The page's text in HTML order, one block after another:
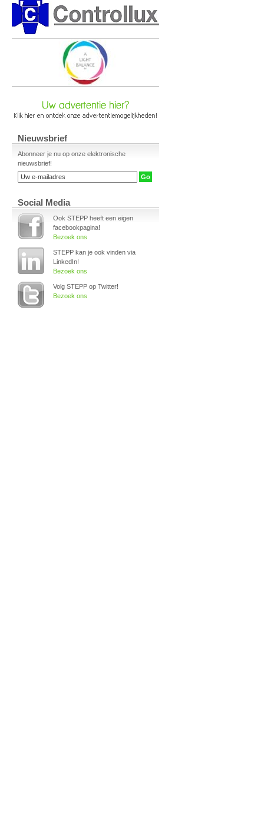
Nieuwsbrief
Abonneer je nu op onze elektronische
nieuwsbrief!
Social Media
Ook STEPP heeft een eigen
facebookpagina!
Bezoek ons
STEPP kan je ook vinden via
LinkedIn!
Bezoek ons
Volg STEPP op Twitter!
Bezoek ons